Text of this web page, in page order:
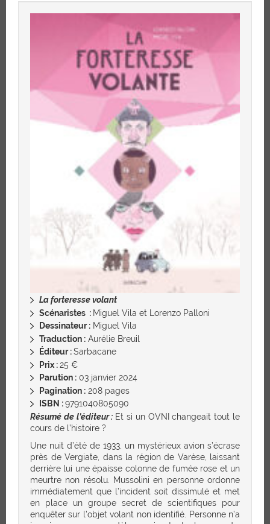
La forteresse volant
Scénaristes : Miguel Vila et Lorenzo Palloni
Dessinateur : Miguel Vila
Traduction : Aurélie Breuil
Éditeur :Sarbacane
Prix :25 €
Parution : 03 janvier 2024
Pagination : 208 pages
ISBN :9791040805090
Résumé de l’éditeur : Et si un OVNI changeait tout le
cours de l’histoire ?
Une nuit d’été de 1933, un mystérieux avion s’écrase
près de Vergiate, dans la région de Varèse, laissant
derrière lui une épaisse colonne de fumée rose et un
meurtre non résolu. Mussolini en personne ordonne
immédiatement que l’incident soit dissimulé et met
en place un groupe secret de scientifiques pour
enquêter sur l’objet volant non identifié. Personne n’a